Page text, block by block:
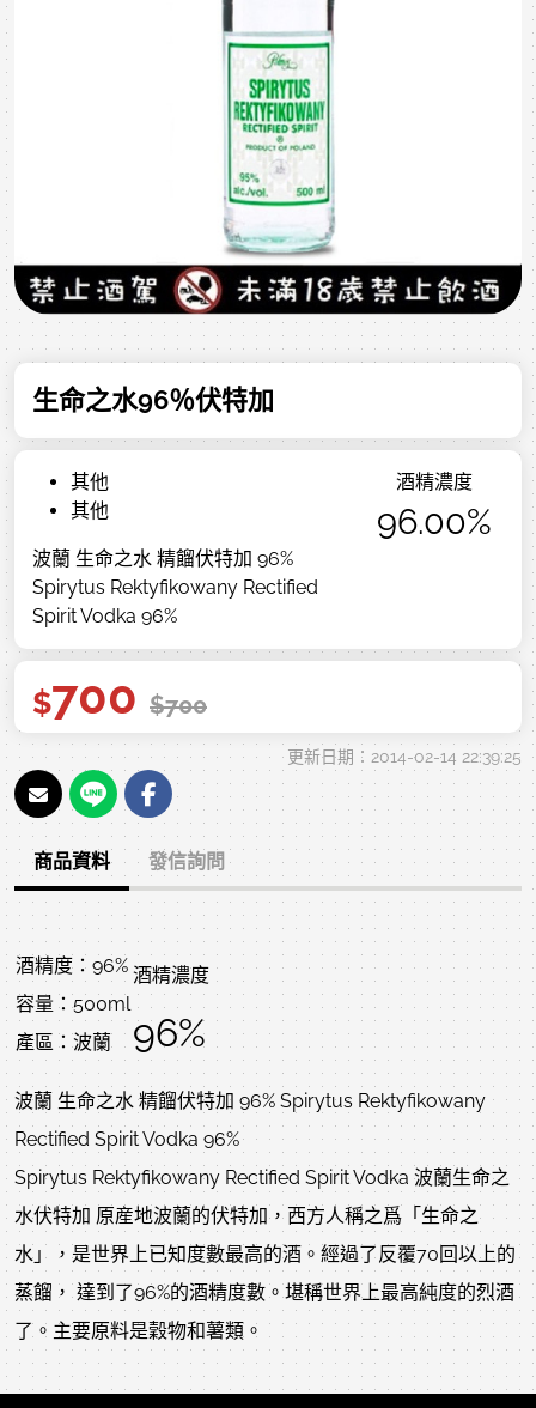
生命之水96％伏特加
其他
其他
波蘭 生命之水 精餾伏特加 96%
Spirytus Rektyfikowany Rectified
Spirit Vodka 96%
酒精濃度
96.00%
$700 $700
更新日期：2014-02-14 22:39:25
商品資料 發信詢問
酒精度：96%
容量：500ml
產區：波蘭
酒精濃度
96%
波蘭 生命之水 精餾伏特加 96% Spirytus Rektyfikowany
Rectified Spirit Vodka 96%
Spirytus Rektyfikowany Rectified Spirit Vodka 波蘭生命之
水伏特加 原産地波蘭的伏特加，西方人稱之爲「生命之
水」，是世界上已知度數最高的酒。經過了反覆70回以上的
蒸餾， 達到了96%的酒精度數。堪稱世界上最高純度的烈酒
了。主要原料是穀物和薯類。